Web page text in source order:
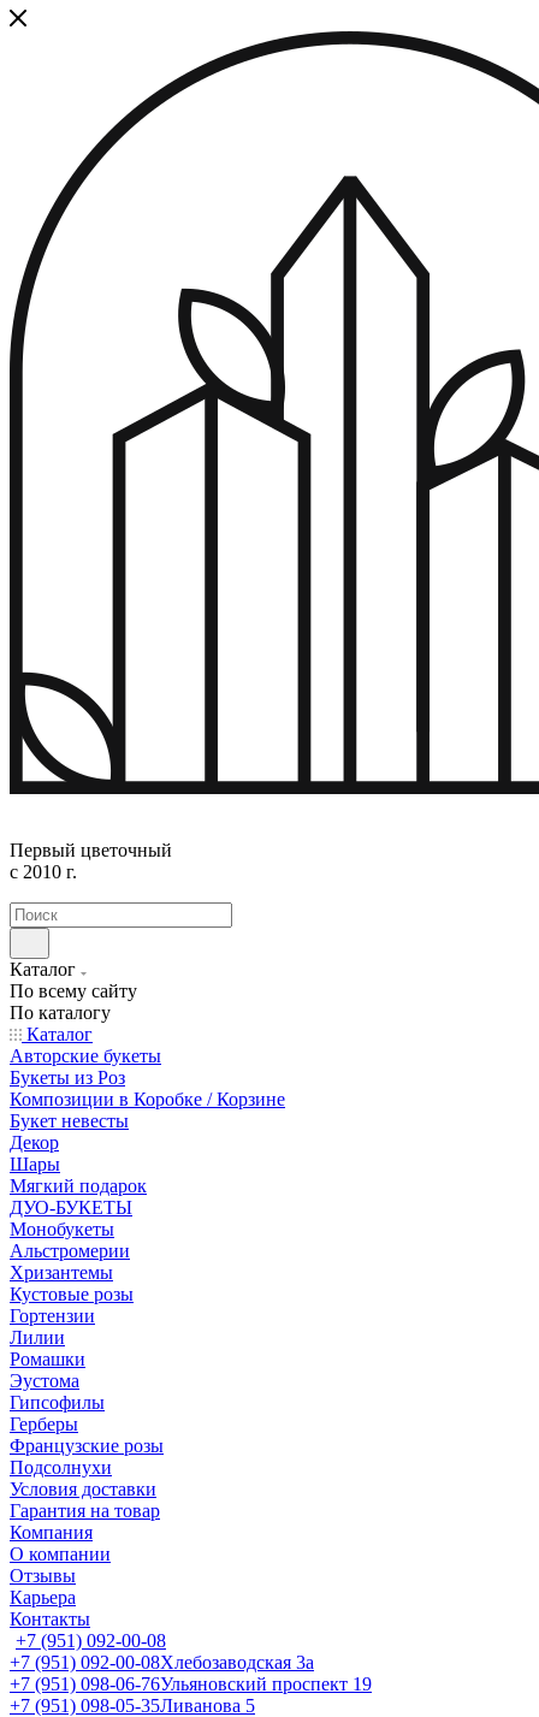
Первый цветочный
с 2010 г.
Каталог
По всему сайту
По каталогу
Каталог
Авторские букеты
Букеты из Роз
Композиции в Коробке / Корзине
Букет невесты
Декор
Шары
Мягкий подарок
ДУО-БУКЕТЫ
Монобукеты
Альстромерии
Хризантемы
Кустовые розы
Гортензии
Лилии
Ромашки
Эустома
Гипсофилы
Герберы
Французские розы
Подсолнухи
Условия доставки
Гарантия на товар
Компания
О компании
Отзывы
Карьера
Контакты
+7 (951) 092-00-08
+7 (951) 092-00-08Хлебозаводская 3а
+7 (951) 098-06-76Ульяновский проспект 19
+7 (951) 098-05-35Ливанова 5